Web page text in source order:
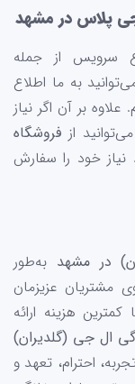
جی پلاس در مشهد
سرویس از جمله
به ما اطلاع
بر آن اگر نیاز
از فروشگاه
خود را سفارش
در مشهد به‌طور
مشتریان عزیزمان
هزینه ارائه
ال جی (گلدیران)
احترام، تعهد و